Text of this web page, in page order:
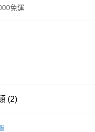
免運
(2)